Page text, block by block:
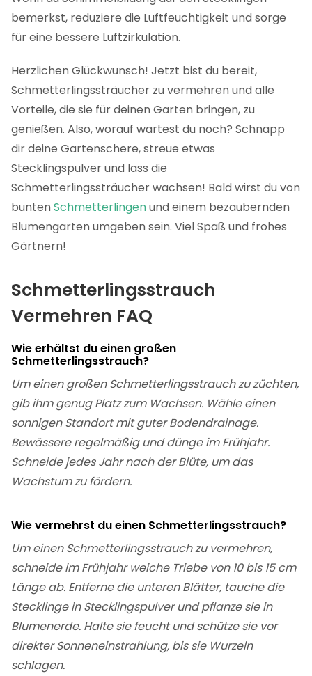
bemerkst, reduziere die Luftfeuchtigkeit und sorge
für eine bessere Luftzirkulation.
Herzlichen Glückwunsch! Jetzt bist du bereit,
Schmetterlingssträucher zu vermehren und alle
Vorteile, die sie für deinen Garten bringen, zu
genießen. Also, worauf wartest du noch? Schnapp
dir deine Gartenschere, streue etwas
Stecklingspulver und lass die
Schmetterlingssträucher wachsen! Bald wirst du von
buntenSchmetterlingenund einem bezaubernden
Blumengarten umgeben sein. Viel Spaß und frohes
Gärtnern!
Schmetterlingsstrauch
Vermehren FAQ
Wie erhältst du einen großen
Schmetterlingsstrauch?
Um einen großen Schmetterlingsstrauch zu züchten,
gib ihm genug Platz zum Wachsen. Wähle einen
sonnigen Standort mit guter Bodendrainage.
Bewässere regelmäßig und dünge im Frühjahr.
Schneide jedes Jahr nach der Blüte, um das
Wachstum zu fördern.
Wie vermehrst du einen Schmetterlingsstrauch?
Um einen Schmetterlingsstrauch zu vermehren,
schneide im Frühjahr weiche Triebe von 10 bis 15 cm
Länge ab. Entferne die unteren Blätter, tauche die
Stecklinge in Stecklingspulver und pflanze sie in
Blumenerde. Halte sie feucht und schütze sie vor
direkter Sonneneinstrahlung, bis sie Wurzeln
schlagen.